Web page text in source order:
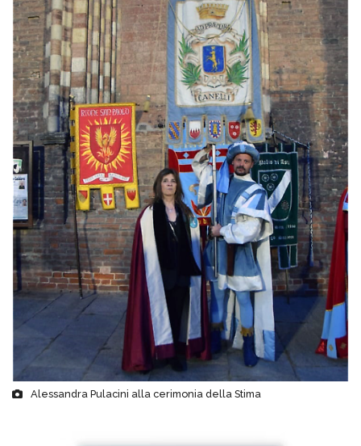
Alessandra Pulacini alla cerimonia della Stima